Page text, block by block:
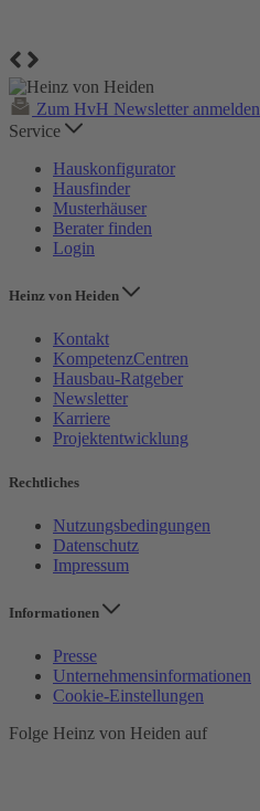
Zum HvH Newsletter anmelden
Service
Hauskonfigurator
Hausfinder
Musterhäuser
Berater finden
Login
Heinz von Heiden
Kontakt
KompetenzCentren
Hausbau-Ratgeber
Newsletter
Karriere
Projektentwicklung
Rechtliches
Nutzungsbedingungen
Datenschutz
Impressum
Informationen
Presse
Unternehmensinformationen
Cookie-Einstellungen
Folge Heinz von Heiden auf